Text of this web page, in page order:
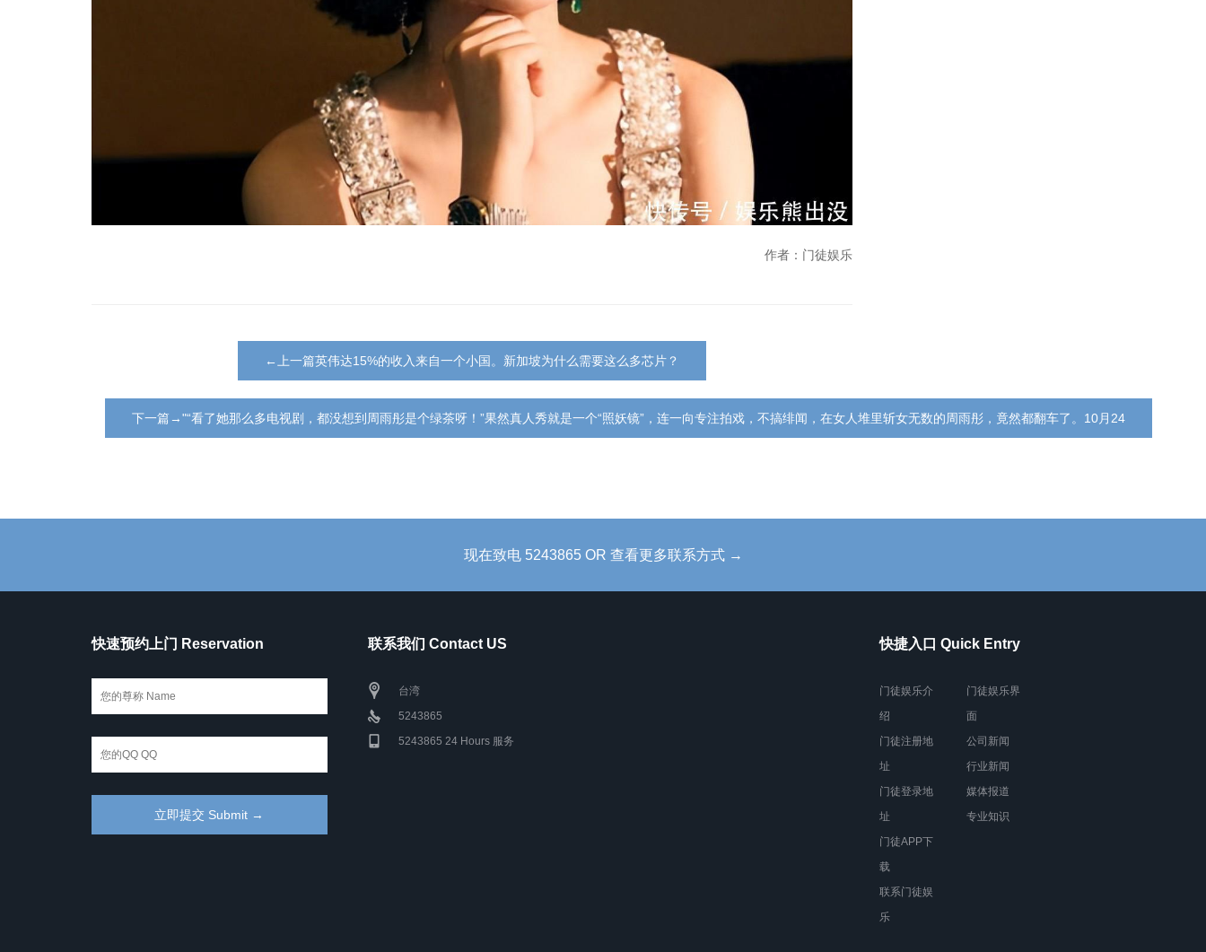
作者：门徒娱乐
←上一篇英伟达15%的收入来自一个小国。新加坡为什么需要这么多芯片？
下一篇→"“看了她那么多电视剧，都没想到周雨彤是个绿茶呀！”果然真人秀就是一个“照妖镜”，连一向专注拍戏，不搞绯闻，在女人堆里斩女无数的周雨彤，竟然都翻车了。10月24
现在致电 5243865 OR 查看更多联系方式 →
快速预约上门 Reservation 联系我们 Contact US
台湾
5243865
5243865 24 Hours 服务
快捷入口 Quick Entry
门徒娱乐介
绍
门徒注册地
址
门徒登录地
址
门徒APP下
载
联系门徒娱
乐
门徒娱乐界
面
公司新闻
行业新闻
媒体报道
专业知识